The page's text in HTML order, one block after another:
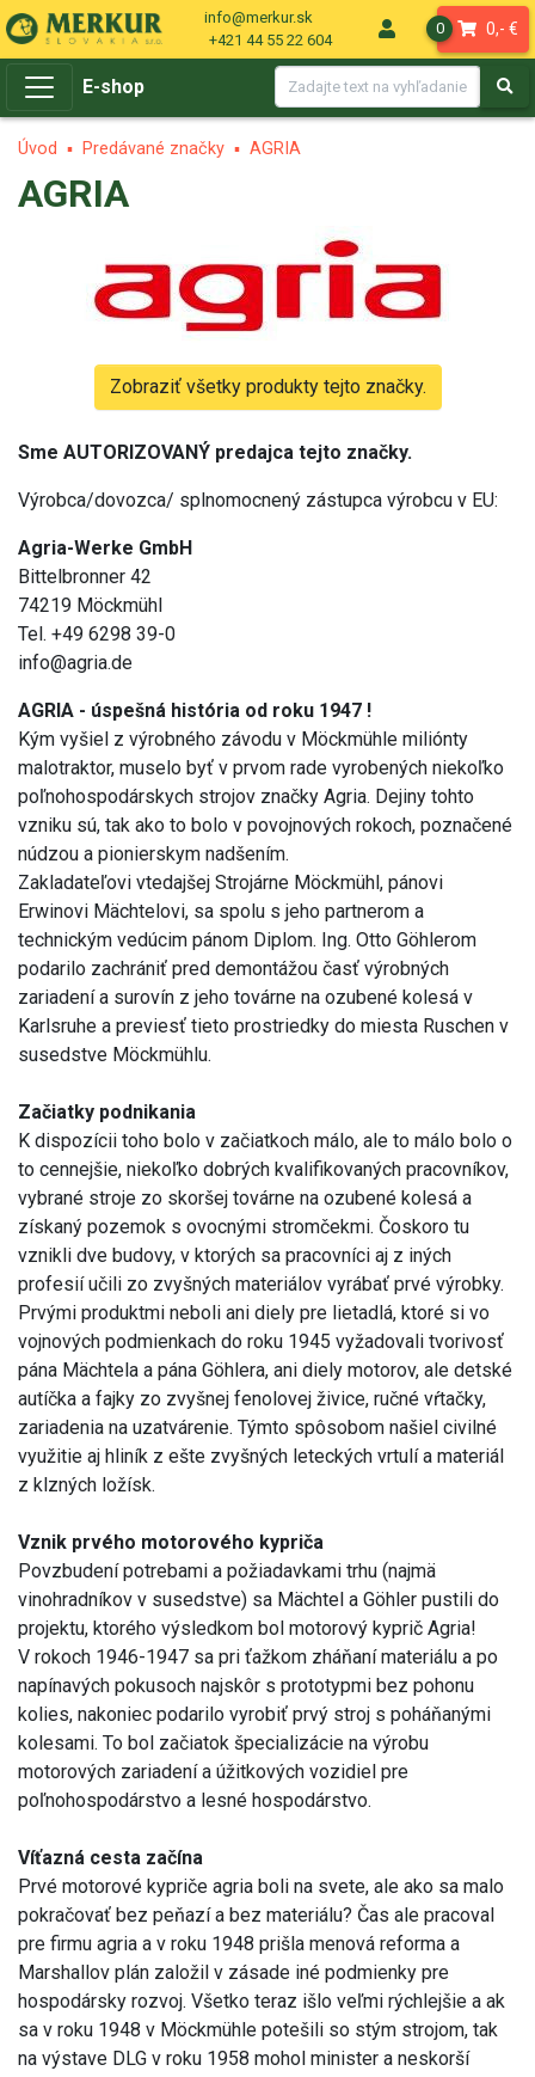
info@merkur.sk
+421 44 55 22 604
0 0,- €
E-shop
Úvod Predávané značky AGRIA
AGRIA
Zobraziť všetky produkty tejto značky.
Sme AUTORIZOVANÝ predajca tejto značky.
Výrobca/dovozca/ splnomocnený zástupca výrobcu v EU:
Agria-Werke GmbH
Bittelbronner 42
74219 Möckmühl
Tel. +49 6298 39-0
info@agria.de
AGRIA - úspešná história od roku 1947 !
Kým vyšiel z výrobného závodu v Möckmühle miliónty
malotraktor, muselo byť v prvom rade vyrobených niekoľko
poľnohospodárskych strojov značky Agria. Dejiny tohto
vzniku sú, tak ako to bolo v povojnových rokoch, poznačené
núdzou a pionierskym nadšením.
Zakladateľovi vtedajšej Strojárne Möckmühl, pánovi
Erwinovi Mächtelovi, sa spolu s jeho partnerom a
technickým vedúcim pánom Diplom. Ing. Otto Göhlerom
podarilo zachrániť pred demontážou časť výrobných
zariadení a surovín z jeho továrne na ozubené kolesá v
Karlsruhe a previesť tieto prostriedky do miesta Ruschen v
susedstve Möckmühlu.
Začiatky podnikania
K dispozícii toho bolo v začiatkoch málo, ale to málo bolo o
to cennejšie, niekoľko dobrých kvalifikovaných pracovníkov,
vybrané stroje zo skoršej továrne na ozubené kolesá a
získaný pozemok s ovocnými stromčekmi. Čoskoro tu
vznikli dve budovy, v ktorých sa pracovníci aj z iných
profesií učili zo zvyšných materiálov vyrábať prvé výrobky.
Prvými produktmi neboli ani diely pre lietadlá, ktoré si vo
vojnových podmienkach do roku 1945 vyžadovali tvorivosť
pána Mächtela a pána Göhlera, ani diely motorov, ale detské
autíčka a fajky zo zvyšnej fenolovej živice, ručné vŕtačky,
zariadenia na uzatvárenie. Týmto spôsobom našiel civilné
využitie aj hliník z ešte zvyšných leteckých vrtulí a materiál
z klzných ložísk.
Vznik prvého motorového kypriča
Povzbudení potrebami a požiadavkami trhu (najmä
vinohradníkov v susedstve) sa Mächtel a Göhler pustili do
projektu, ktorého výsledkom bol motorový kyprič Agria!
V rokoch 1946-1947 sa pri ťažkom zháňaní materiálu a po
napínavých pokusoch najskôr s prototypmi bez pohonu
kolies, nakoniec podarilo vyrobiť prvý stroj s poháňanými
kolesami. To bol začiatok špecializácie na výrobu
motorových zariadení a úžitkových vozidiel pre
poľnohospodárstvo a lesné hospodárstvo.
Víťazná cesta začína
Prvé motorové kypriče agria boli na svete, ale ako sa malo
pokračovať bez peňazí a bez materiálu? Čas ale pracoval
pre firmu agria a v roku 1948 prišla menová reforma a
Marshallov plán založil v zásade iné podmienky pre
hospodársky rozvoj. Všetko teraz išlo veľmi rýchlejšie a ak
sa v roku 1948 v Möckmühle potešili so stým strojom, tak
na výstave DLG v roku 1958 mohol minister a neskorší